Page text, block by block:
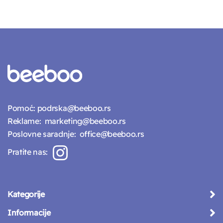
Pomoć: podrska@beeboo.rs
Reklame: marketing@beeboo.rs
Poslovne saradnje: office@beeboo.rs
Pratite nas:
Kategorije
Informacije